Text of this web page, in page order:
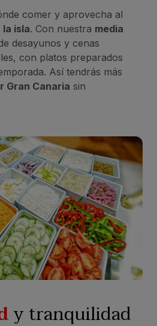
comer y aprovecha al
la isla. Con nuestra media
desayunos y cenas
con platos preparados
Así tendrás más
Gran Canaria sin
y tranquilidad